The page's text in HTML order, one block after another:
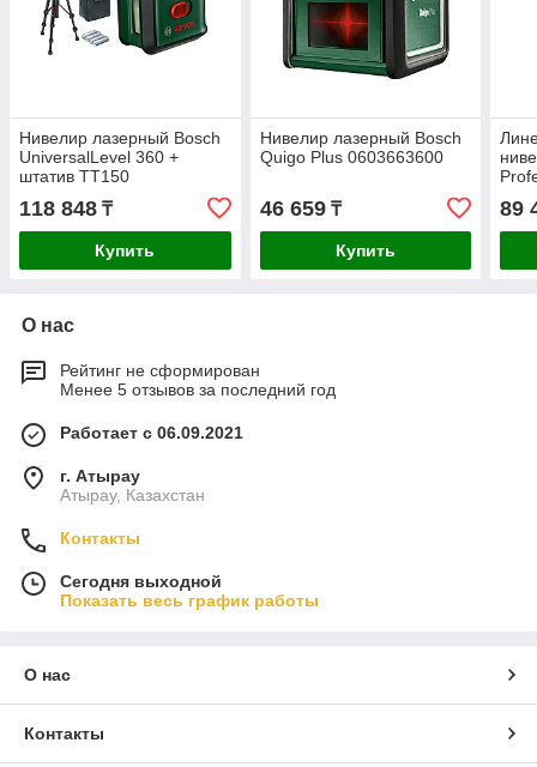
Нивелир лазерный Bosch
UniversalLevel 360 +
штатив TT150
0603663E03
118 848 ₸
Купить
Нивелир лазерный Bosch
Quigo Plus 0603663600
46 659₸
Купить
89
О нас
Рейтинг не сформирован
Менее 5 отзывов за последний год
Работает с 06.09.2021
г. Атырау
Атырау, Казахстан
Контакты
Сегодня выходной
Показать весь график работы
О нас
Контакты